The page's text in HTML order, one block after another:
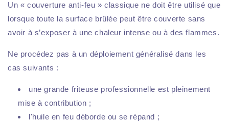
Un « couverture anti-feu » classique ne doit être utilisé que
lorsque toute la surface brûlée peut être couverte sans
avoir à s’exposer à une chaleur intense ou à des flammes.
Ne procédez pas à un déploiement généralisé dans les
cas suivants :
une grande friteuse professionnelle est pleinement
mise à contribution ;
l'huile en feu déborde ou se répand ;